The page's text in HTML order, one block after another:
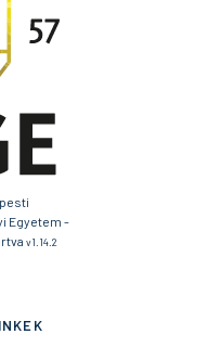
Egyetem -
v1.14.2